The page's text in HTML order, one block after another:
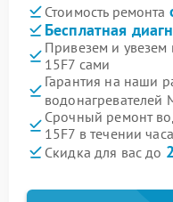
Стоимость ремонта
Бесплатная
Привезем и увезем
15F7 сами
Гарантия на наши
водонагревателей
Срочный ремонт
15F7 в течении часа
Скидка для вас до